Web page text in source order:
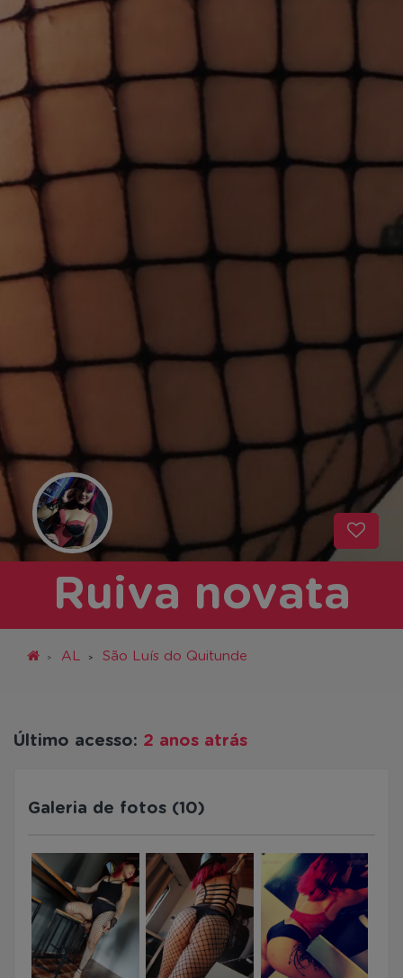
Ruiva novata
AL São Luís do Quitunde
Último acesso: 2 anos atrás
Galeria de fotos (10)